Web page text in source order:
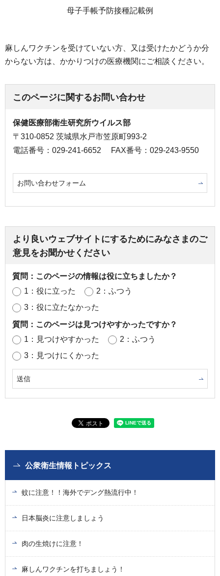
母子手帳予防接種記載例
麻しんワクチンを受けていない方、又は受けたかどうか分
からない方は、かかりつけの医療機関にご相談ください。
このページに関するお問い合わせ
保健医療部衛生研究所ウイルス部
〒310-0852 茨城県水戸市笠原町993-2
電話番号：029-241-6652
FAX番号：029-243-9550
お問い合わせフォーム
より良いウェブサイトにするためにみなさまのご
意見をお聞かせください
質問：このページの情報は役に立ちましたか？
1：役に立った
2：ふつう
3：役に立たなかった
質問：このページは見つけやすかったですか？
1：見つけやすかった
2：ふつう
3：見つけにくかった
公衆衛生情報トピックス
蚊に注意！！海外でデング熱流行中！
日本脳炎に注意しましょう
肉の生焼けに注意！
麻しんワクチンを打ちましょう！